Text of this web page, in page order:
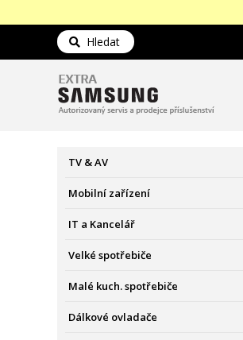
Hledat
TV & AV
Mobilní zařízení
IT a Kancelář
Velké spotřebiče
Malé kuch. spotřebiče
Dálkové ovladače